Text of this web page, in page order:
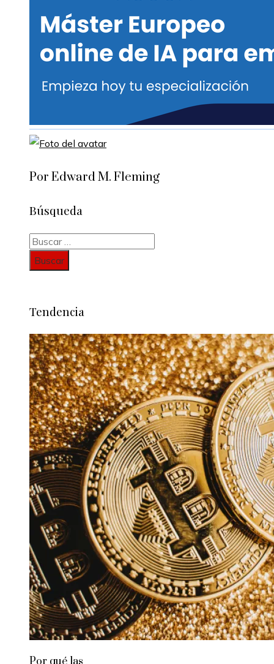
Por Edward M. Fleming
Búsqueda
Buscar:
Tendencia